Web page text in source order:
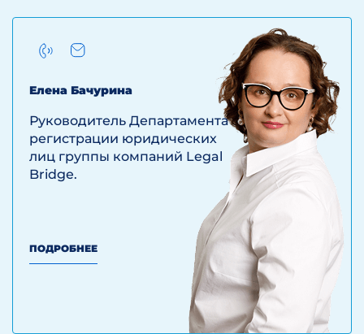
исключения общества из ЕГРЮЛ, в том
квартале в котором будет исключение.
Исключение общества из ЕГРЮЛ
юридического лица происходит в
течении 3-х месяцев с даты выхода
публикации в журнале «Вестник
государственной регистрации».
За 2 недели до даты исключения
общества из ЕГРЮЛ заказать новые
справки в СФР и ИФНС об отсутствии
задолженности перед бюджетом.
нераспределенная прибыль и
участники планируют ее распределить,
это желательно сделать до начала
процедуры ликвидации. После запуска
ликвидации распределение прибыли
может быть проблематичным, так как
Елена Бачурина
Руководитель Департамента
регистрации юридических
лиц группы компаний Legal
Bridge.
ПОДРОБНЕЕ